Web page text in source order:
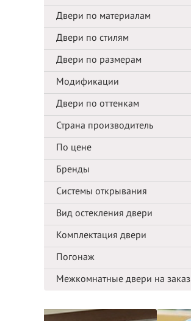
Двери по материалам
Двери по стилям
Двери по размерам
Модификации
Двери по оттенкам
Страна производитель
По цене
Бренды
Системы открывания
Вид остекления двери
Комплектация двери
Погонаж
Межкомнатные двери на заказ